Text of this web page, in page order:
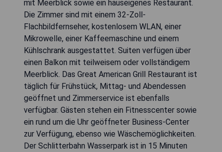
mit Meerblick sowie ein hauseigenes Restaurant.
Die Zimmer sind mit einem 32-Zoll-
Flachbildfernseher, kostenlosem WLAN, einer
Mikrowelle, einer Kaffeemaschine und einem
Kühlschrank ausgestattet. Suiten verfügen über
einen Balkon mit teilweisem oder vollständigem
Meerblick. Das Great American Grill Restaurant ist
täglich für Frühstück, Mittag- und Abendessen
geöffnet und Zimmerservice ist ebenfalls
verfügbar. Gästen stehen ein Fitnesscenter sowie
ein rund um die Uhr geöffneter Business-Center
zur Verfügung, ebenso wie Wäschemöglichkeiten.
Der Schlitterbahn Wasserpark ist in 15 Minuten